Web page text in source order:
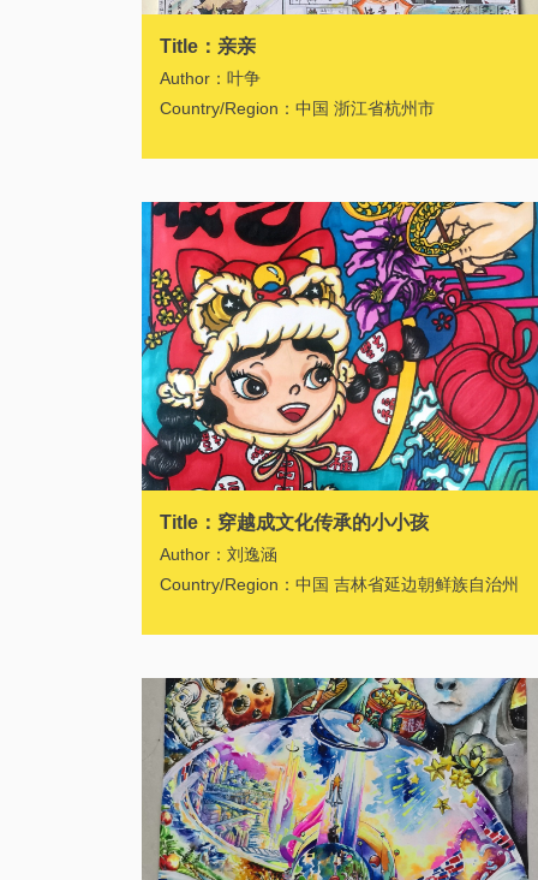
Title：亲亲
Author：叶争
Country/Region：中国 浙江省杭州市
Title：穿越成文化传承的小小孩
Author：刘逸涵
Country/Region：中国 吉林省延边朝鲜族自治州